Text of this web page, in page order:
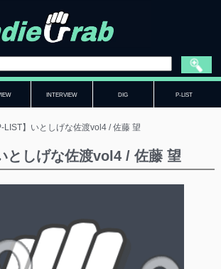
INTERVIEW DIG P-LIST
LIST】いとしげな佐渡vol4 / 佐藤 望
としげな佐渡vol4 / 佐藤 望